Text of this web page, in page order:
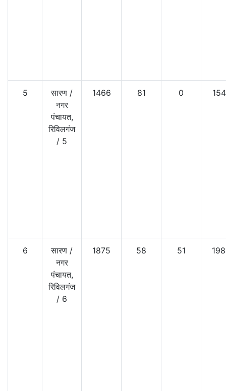
5 सारण /
नगर
पंचायत,
रिविलगंज
/ 5
1466 81 0
6 सारण /
नगर
पंचायत,
रिविलगंज
/ 6
1875 58 51